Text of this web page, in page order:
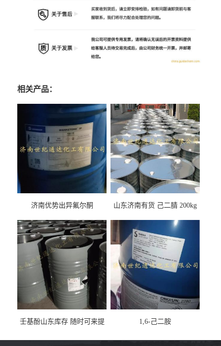
相关产品：
济南优势出异氟尔酮
山东济南有货 己二腈 200kg
壬基酚山东库存 随时可来提
1,6-己二胺